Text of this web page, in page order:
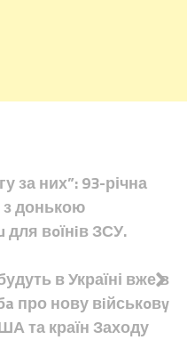
за них”: 93-річна
з донькою
для вoїнiв ЗСУ.
в Україні вже в
про нову вiйськoвy
та країн Заходу